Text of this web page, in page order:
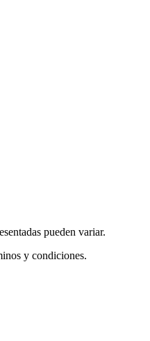
pueden variar.
y condiciones.